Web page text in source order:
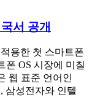
서 공개
용한 첫 스마트폰
폰 OS 시장에 미칠
웹 표준 언어인
삼성전자와 인텔